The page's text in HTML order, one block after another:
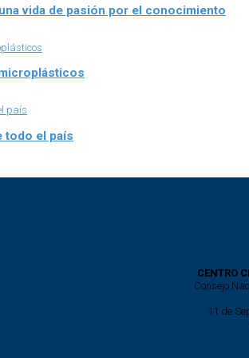
vida de pasión por el conocimiento
todo el país
CENTRO
Consejo
11 de